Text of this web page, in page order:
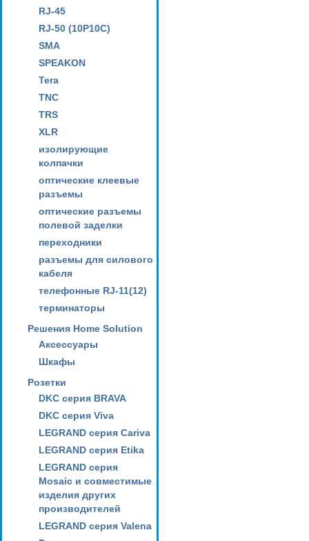
RJ-45
RJ-50 (10P10C)
SMA
SPEAKON
Tera
TNC
TRS
XLR
изолирующие
колпачки
оптические клеевые
разъемы
оптические разъемы
полевой заделки
переходники
разъемы для силового
кабеля
телефонные RJ-11(12)
терминаторы
Решения Home Solution
Аксессуары
Шкафы
Розетки
DKC серия BRAVA
DKC серия Viva
LEGRAND серия Cariva
LEGRAND серия Etika
LEGRAND серия
Mosaic и совместимые
изделия других
производителей
LEGRAND серия Valena